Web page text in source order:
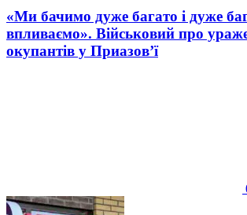
«Ми бачимо дуже багато і дуже
впливаємо». Військовий про
окупантів у Приазов’ї